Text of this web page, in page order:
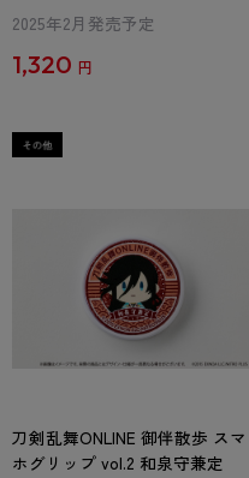
2025年2月発売予定
1,320 円
刀剣乱舞ONLINE 御伴散歩 スマ
ホグリップ vol.2 和泉守兼定